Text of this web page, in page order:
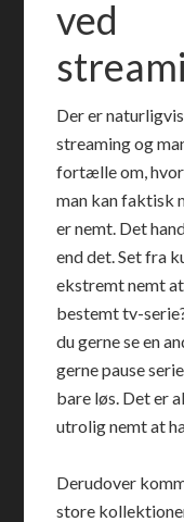
ved
Der er
streaming og
fortælle om,
man kan faktisk
er nemt. Det
end det. Set fra
ekstremt nemt
bestemt tv-
du gerne se en
gerne pause
bare løs. Det er
utrolig nemt at
Derudover
store